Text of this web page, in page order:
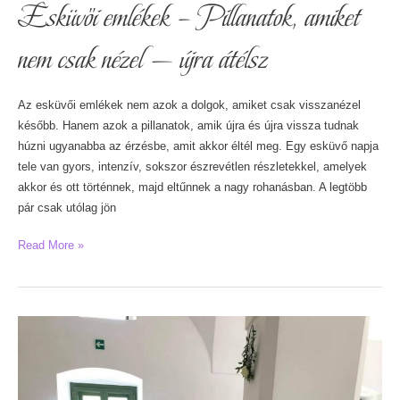
Esküvői emlékek – Pillanatok, amiket
nem csak nézel — újra átélsz
Az esküvői emlékek nem azok a dolgok, amiket csak visszanézel
később. Hanem azok a pillanatok, amik újra és újra vissza tudnak
húzni ugyanabba az érzésbe, amit akkor éltél meg. Egy esküvő napja
tele van gyors, intenzív, sokszor észrevétlen részletekkel, amelyek
akkor és ott történnek, majd eltűnnek a nagy rohanásban. A legtöbb
pár csak utólag jön
Esküvői
–
Read More »